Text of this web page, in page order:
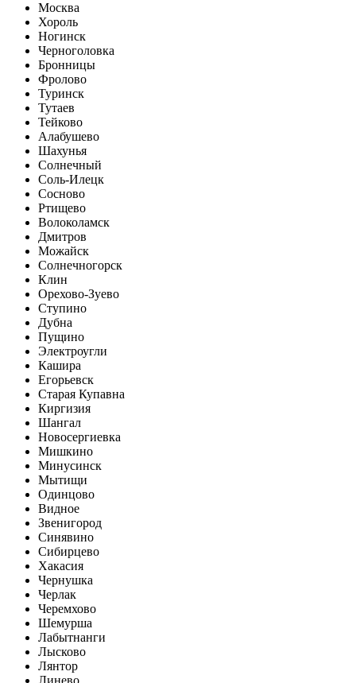
Москва
Хороль
Ногинск
Черноголовка
Бронницы
Фролово
Туринск
Тутаев
Тейково
Алабушево
Шахунья
Солнечный
Соль-Илецк
Сосново
Ртищево
Волоколамск
Дмитров
Можайск
Солнечногорск
Клин
Орехово-Зуево
Ступино
Дубна
Пущино
Электроугли
Кашира
Егорьевск
Старая Купавна
Киргизия
Шангал
Новосергиевка
Мишкино
Минусинск
Мытищи
Одинцово
Видное
Звенигород
Синявино
Сибирцево
Хакасия
Чернушка
Черлак
Черемхово
Шемурша
Лабытнанги
Лысково
Лянтор